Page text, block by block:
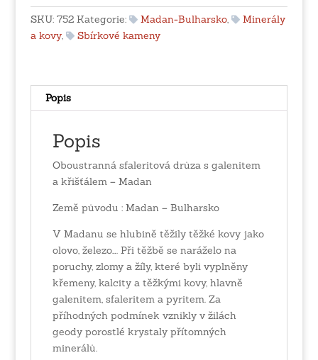
galenitem
a
množství
SKU: 752 Kategorie: Madan-Bulharsko,
Minerály
a kovy, Sbírkové kameny
Popis
Popis
Oboustranná sfaleritová drůza s galenitem
a křišťálem – Madan
Země původu : Madan – Bulharsko
V Madanu se hlubině těžily těžké kovy jako
olovo, železo…. Při těžbě se naráželo na
poruchy, zlomy a žíly, které byli vyplněny
křemeny, kalcity a těžkými kovy, hlavně
galenitem, sfaleritem a pyritem. Za
příhodných podmínek vznikly v žilách
geody porostlé krystaly přítomných
minerálů.